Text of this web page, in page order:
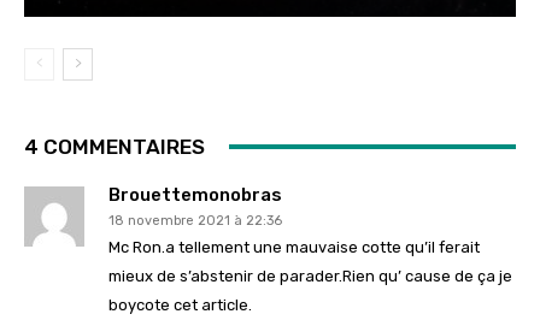
4 COMMENTAIRES
Brouettemonobras
18 novembre 2021 à 22:36
Mc Ron.a tellement une mauvaise cotte qu’il ferait
mieux de s’abstenir de parader.Rien qu’ cause de ça je
boycote cet article.